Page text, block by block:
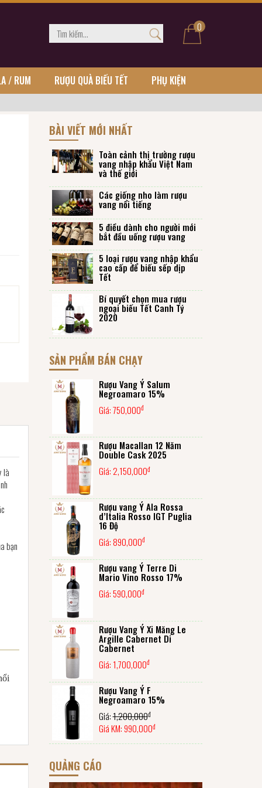
0
/ RUM RƯỢU QUÀ BIẾU TẾT PHỤ KIỆN
là
bạn
BÀI VIẾT MỚI NHẤT
Toàn cảnh thị trường rượu
vang nhập khẩu Việt Nam
và thế giới
Các giống nho làm rượu
vang nổi tiếng
5 điều dành cho người mới
bắt đầu uống rượu vang
5 loại rượu vang nhập khẩu
cao cấp để biếu sếp dịp
Tết
Bí quyết chọn mua rượu
ngoại biếu Tết Canh Tý
2020
SẢN PHẨM BÁN CHẠY
Rượu Vang Ý Salum
Negroamaro 15%
Giá:750,000đ
Rượu Macallan 12 Năm
Double Cask 2025
Giá: 2,150,000đ
Rượu vang Ý Ala Rossa
d’Italia Rosso IGT Puglia
16 Độ
Giá:890,000đ
Rượu vang Ý Terre Di
Mario Vino Rosso 17%
Giá:590,000đ
Rượu Vang Ý Xi Măng Le
Argille Cabernet Di
Cabernet
Giá: 1,700,000đ
Rượu Vang Ý F
Negroamaro 15%
Giá:1,200,000đ
Giá KM:990,000đ
QUẢNG CÁO